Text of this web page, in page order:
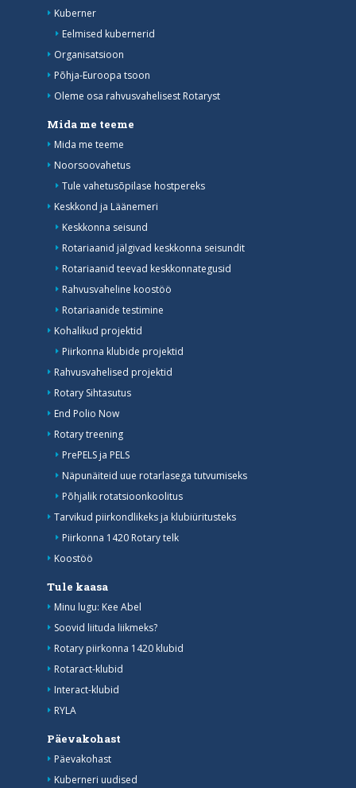
Kuberner
Eelmised kubernerid
Organisatsioon
Põhja-Euroopa tsoon
Oleme osa rahvusvahelisest Rotaryst
Mida me teeme
Mida me teeme
Noorsoovahetus
Tule vahetusõpilase hostpereks
Keskkond ja Läänemeri
Keskkonna seisund
Rotariaanid jälgivad keskkonna seisundit
Rotariaanid teevad keskkonnategusid
Rahvusvaheline koostöö
Rotariaanide testimine
Kohalikud projektid
Piirkonna klubide projektid
Rahvusvahelised projektid
Rotary Sihtasutus
End Polio Now
Rotary treening
PrePELS ja PELS
Näpunäiteid uue rotarlasega tutvumiseks
Põhjalik rotatsioonkoolitus
Tarvikud piirkondlikeks ja klubiüritusteks
Piirkonna 1420 Rotary telk
Koostöö
Tule kaasa
Minu lugu: Kee Abel
Soovid liituda liikmeks?
Rotary piirkonna 1420 klubid
Rotaract-klubid
Interact-klubid
RYLA
Päevakohast
Päevakohast
Kuberneri uudised